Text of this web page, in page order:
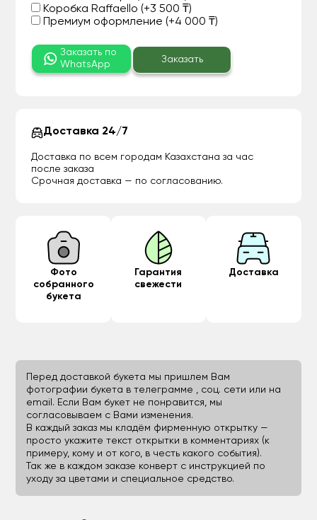
Коробка Raffaello (+3 500 ₸)
Премиум оформление (+4 000 ₸)
Заказать по
WhatsApp
Заказать
Доставка 24/7
Доставка по всем городам Казахстана за час
после заказа
Срочная доставка — по согласованию.
Фото
собранного
букета
Гарантия
свежести
Доставка
Перед доставкой букета мы пришлем Вам
фотографии букета в телеграмме , соц. сети или на
email. Если Вам букет не понравится, мы
согласовываем с Вами изменения.
В каждый заказ мы кладём фирменную открытку —
просто укажите текст открытки в комментариях (к
примеру, кому и от кого, в честь какого события).
Так же в каждом заказе конверт с инструкцией по
уходу за цветами и специальное средство.